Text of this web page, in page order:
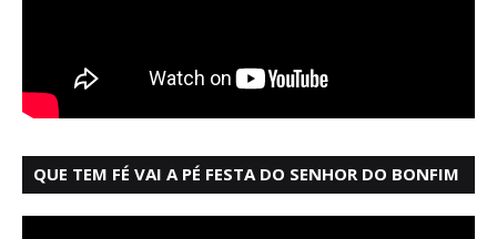
QUE TEM FÉ VAI A PÉ FESTA DO SENHOR DO BONFIM